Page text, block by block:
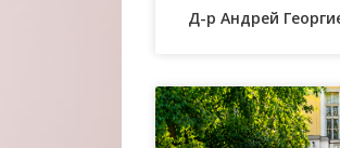
Д-р Андрей